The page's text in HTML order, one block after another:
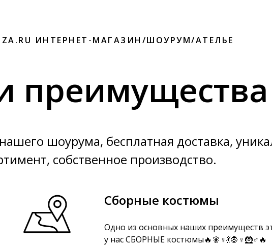
ИНТЕРНЕТ-МАГАЗИН/ШОУРУМ/АТЕЛЬЕ
преимущества
шоурума, бесплатная доставка,
собственное производство.
Сборные костюмы
Одно из основных наших преимуществ
у нас СБОРНЫЕ костюмы🔥🧚♀️💃🧛♀️🦹♂️🔥